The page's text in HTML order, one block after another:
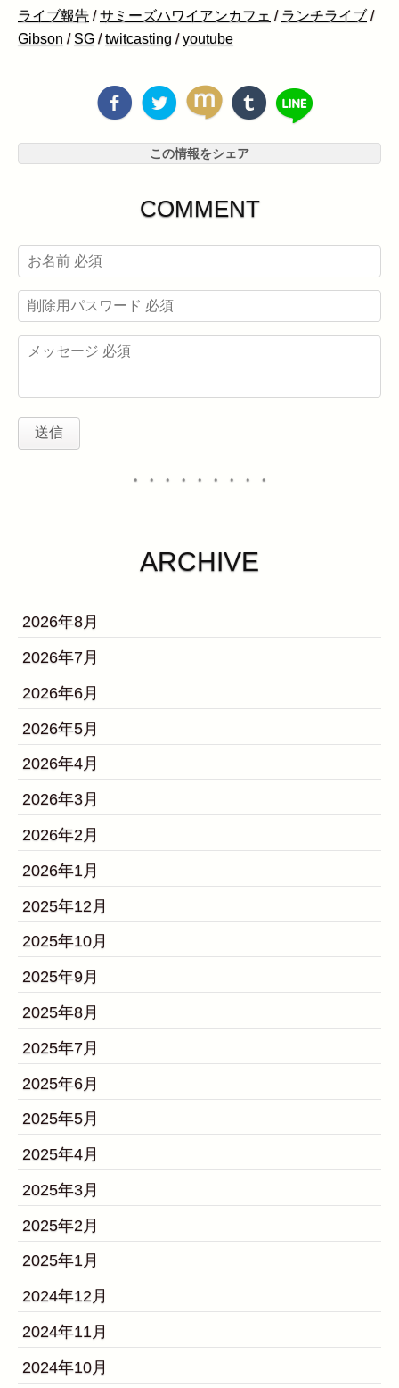
ライブ報告 /サミーズハワイアンカフェ / ランチライブ /
Gibson /SG /twitcasting /youtube
この情報をシェア
COMMENT
・・・・・・・・・
ARCHIVE
2026年8月
2026年7月
2026年6月
2026年5月
2026年4月
2026年3月
2026年2月
2026年1月
2025年12月
2025年10月
2025年9月
2025年8月
2025年7月
2025年6月
2025年5月
2025年4月
2025年3月
2025年2月
2025年1月
2024年12月
2024年11月
2024年10月